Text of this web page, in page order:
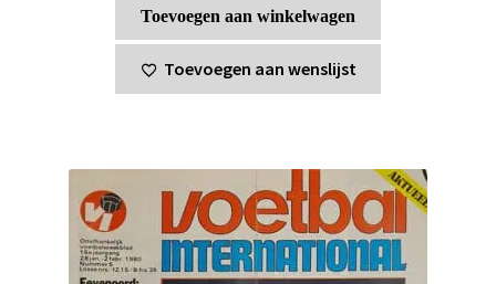
Toevoegen aan winkelwagen
Toevoegen aan wenslijst